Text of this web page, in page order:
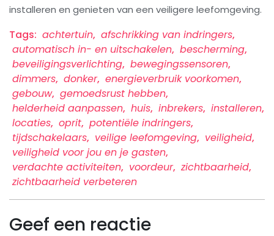
installeren en genieten van een veiligere leefomgeving.
Tags: achtertuin, afschrikking van indringers,
automatisch in- en uitschakelen, bescherming,
beveiligingsverlichting, bewegingssensoren,
dimmers, donker, energieverbruik voorkomen,
gebouw, gemoedsrust hebben,
helderheid aanpassen, huis, inbrekers, installeren,
locaties, oprit, potentiële indringers,
tijdschakelaars, veilige leefomgeving, veiligheid,
veiligheid voor jou en je gasten,
verdachte activiteiten, voordeur, zichtbaarheid,
zichtbaarheid verbeteren
Geef een reactie